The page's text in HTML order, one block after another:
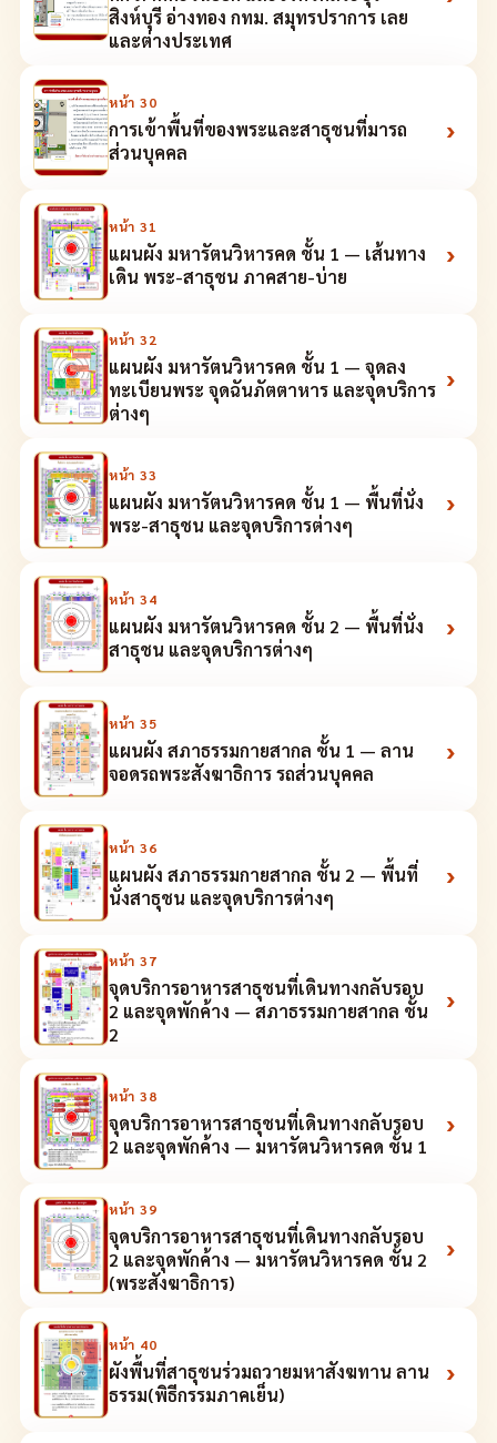
สิงห์บุรี อ่างทอง กทม. สมุทรปราการ เลย
และต่างประเทศ
หน้า 30
การเข้าพื้นที่ของพระและสาธุชนที่มารถ
ส่วนบุคคล
›
หน้า 31
แผนผัง มหารัตนวิหารคด ชั้น 1 — เส้นทาง
เดิน พระ-สาธุชน ภาคสาย-บ่าย
›
หน้า 32
แผนผัง มหารัตนวิหารคด ชั้น 1 — จุดลง
ทะเบียนพระ จุดฉันภัตตาหาร และจุดบริการ
ต่างๆ
›
หน้า 33
แผนผัง มหารัตนวิหารคด ชั้น 1 — พื้นที่นั่ง
พระ-สาธุชน และจุดบริการต่างๆ
›
หน้า 34
แผนผัง มหารัตนวิหารคด ชั้น 2 — พื้นที่นั่ง
สาธุชน และจุดบริการต่างๆ
›
หน้า 35
แผนผัง สภาธรรมกายสากล ชั้น 1 — ลาน
จอดรถพระสังฆาธิการ รถส่วนบุคคล
›
หน้า 36
แผนผัง สภาธรรมกายสากล ชั้น 2 — พื้นที่
นั่งสาธุชน และจุดบริการต่างๆ
›
หน้า 37
จุดบริการอาหารสาธุชนที่เดินทางกลับรอบ
2 และจุดพักค้าง — สภาธรรมกายสากล ชั้น
2
›
หน้า 38
จุดบริการอาหารสาธุชนที่เดินทางกลับรอบ
2 และจุดพักค้าง — มหารัตนวิหารคด ชั้น 1
›
หน้า 39
จุดบริการอาหารสาธุชนที่เดินทางกลับรอบ
2 และจุดพักค้าง — มหารัตนวิหารคด ชั้น 2
(พระสังฆาธิการ)
›
หน้า 40
ผังพื้นที่สาธุชนร่วมถวายมหาสังฆทาน ลาน
ธรรม(พิธีกรรมภาคเย็น)
›